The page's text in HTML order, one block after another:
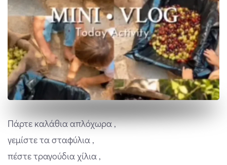
Πάρτε καλάθια απλόχωρα ,
γεμίστε τα σταφύλια ,
πέστε τραγούδια χίλια ,